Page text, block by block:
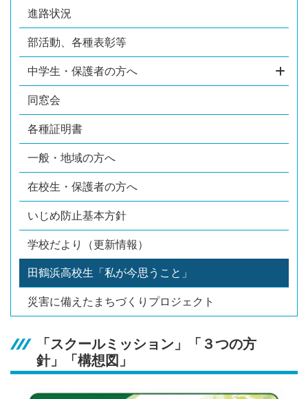
進路状況
部活動、各種表彰等
中学生・保護者の方へ
同窓会
各種証明書
一般・地域の方へ
在校生・保護者の方へ
いじめ防止基本方針
学校だより（更新情報）
田鶴浜高校生「私が今思うこと」
災害に備えたまちづくりプロジェクト
「スクールミッション」「３つの方
針」「構想図」